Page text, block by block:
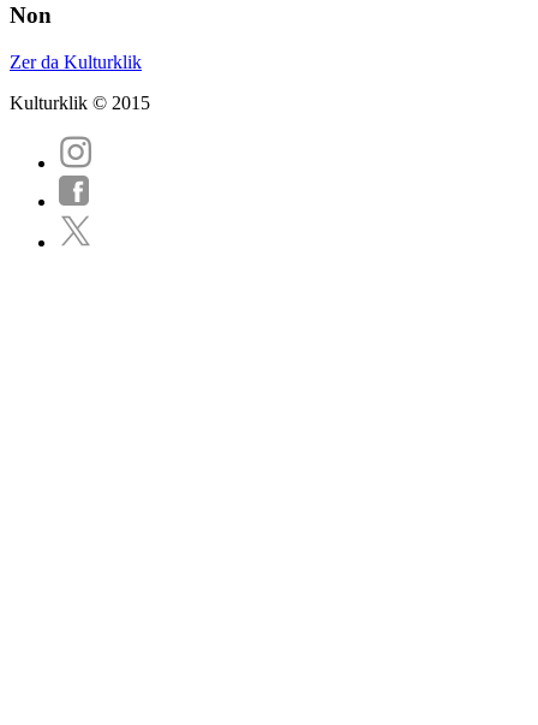
Non
Zer da Kulturklik
Kulturklik © 2015